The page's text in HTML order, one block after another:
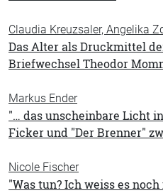
Claudia Kreuzsaler, Angelika
Das Alter als Druckmittel
Briefwechsel Theodor
Markus Ender
"… das unscheinbare Licht
Ficker und "Der Brenner"
Nicole Fischer
"Was tun? Ich weiss es